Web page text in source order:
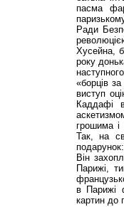
пасма
Ради
Хусейна,
року
«борців
виступ
Каддафі
грошима
Так, на
Він
Парижі,
в Парижі
картин до